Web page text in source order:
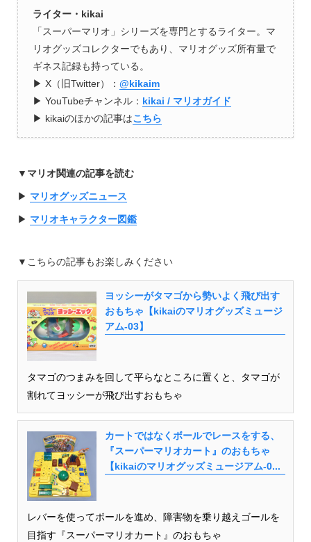
ライター・kikai
「スーパーマリオ」シリーズを専門とするライター。マ
リオグッズコレクターでもあり、マリオグッズ所有量で
ギネス記録も持っている。
▶︎ X（旧Twitter）： @kikaim
▶︎ YouTubeチャンネル： kikai / マリオガイド
▶︎ kikaiのほかの記事はこちら
▼マリオ関連の記事を読む
▶︎ マリオグッズニュース
▶︎ マリオキャラクター図鑑
▼こちらの記事もお楽しみください
ヨッシーがタマゴから勢いよく飛び出す
おもちゃ【kikaiのマリオグッズミュージ
アム-03】
タマゴのつまみを回して平らなところに置くと、タマゴが
割れてヨッシーが飛び出すおもちゃ
カートではなくボールでレースをする、
『スーパーマリオカート』のおもちゃ
【kikaiのマリオグッズミュージアム-0...
レバーを使ってボールを進め、障害物を乗り越えゴールを
目指す『スーパーマリオカート』のおもちゃ